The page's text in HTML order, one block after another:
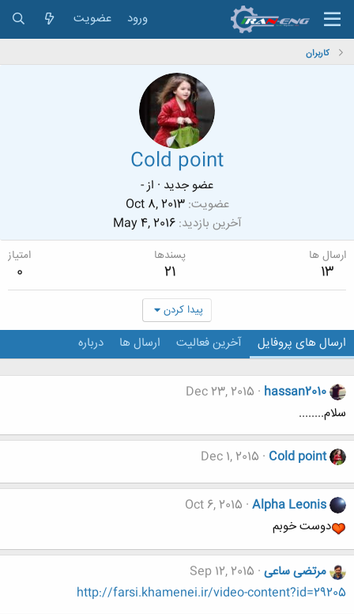
ورود عضویت
کاربران
Cold point
عضو جدید · از-
عضویت Oct 8, 2013
آخرین بازدید May 4, 2016
ارسال ها
13
پسندها
21
امتیاز
0
پیدا کردن
ارسال های پروفایل آخرین فعالیت ارسال ها درباره
hassan2010
Dec 23, 2015
سلام........
Cold point
Dec 1, 2015
Alpha Leonis
Oct 6, 2015
دوست خوبم
مرتضی ساعی Sep 12, 2015
http://farsi.khamenei.ir/video-content?id=29205